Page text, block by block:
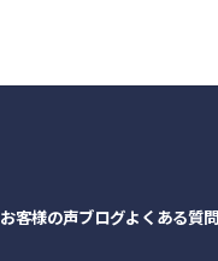
お客様の声ブログよくある質問